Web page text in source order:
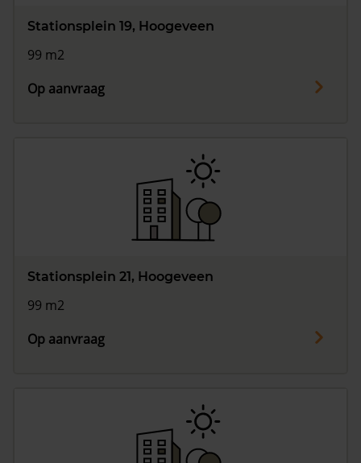
Stationsplein 19, Hoogeveen
99 m2
Op aanvraag
Stationsplein 21, Hoogeveen
99 m2
Op aanvraag